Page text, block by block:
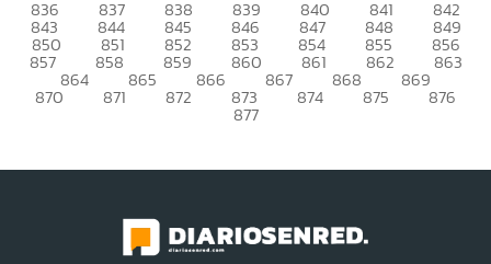
836 837 838 839 840 841 842
843 844 845 846 847 848 849
850 851 852 853 854 855 856
857 858 859 860 861 862 863
864 865 866 867 868 869
870 871 872 873 874 875 876
877